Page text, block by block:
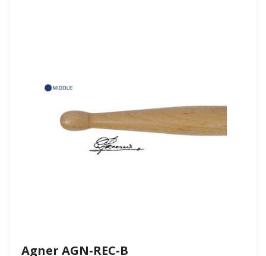
Agner AGN-REC-B